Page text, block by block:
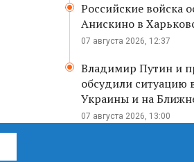
Российские войска
Анискино в
07 августа 2026, 12:37
Владимир Путин и
обсудили ситуацию
Украины и на
07 августа 2026, 13:00